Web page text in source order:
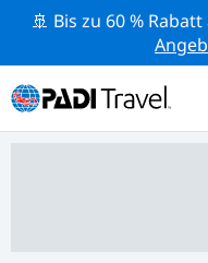
🚢 Bis zu 60 %